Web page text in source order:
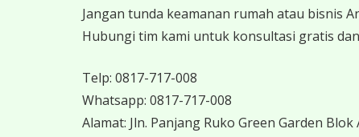
Jangan tunda keamanan rumah atau bisnis
Hubungi tim kami untuk konsultasi gratis
Telp: 0817-717-008
Whatsapp: 0817-717-008
Alamat: Jln. Panjang Ruko Green Garden